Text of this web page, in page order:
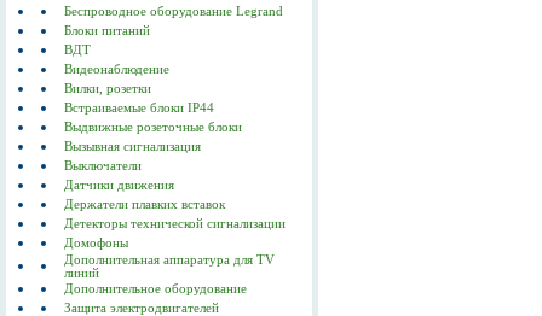
Беспроводное оборудование Legrand
Блоки питаний
ВДТ
Видеонаблюдение
Вилки, розетки
Встраиваемые блоки IP44
Выдвижные розеточные блоки
Вызывная сигнализация
Выключатели
Датчики движения
Держатели плавких вставок
Детекторы технической сигнализации
Домофоны
Дополнительная аппаратура для TV
линий
Дополнительное оборудование
Защита электродвигателей